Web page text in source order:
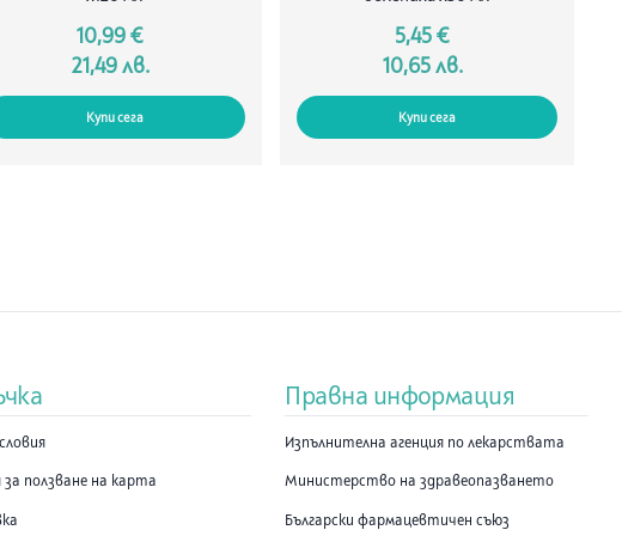
10,99 €
21,49 лв.
Купи сега
5,45 €
10,65 лв.
Купи сега
за ползване на карта
Правна информация
Изпълнителна агенция по лекарствата
Министерство на здравеопазването
Български фармацевтичен съюз